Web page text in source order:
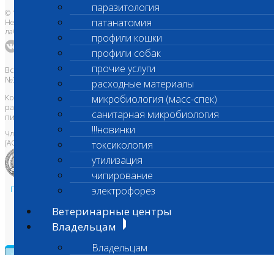
паразитология
патанатомия
профили кошки
профили собак
прочие услуги
расходные материалы
микробиология (масс-спек)
санитарная микробиология
!!!новинки
токсикология
утилизация
чипирование
электрофорез
Ветеринарные центры
Владельцам
Владельцам
© 1996-2026
Независимая ветеринарная
лаборатория Шанс Био
Все права защищены и охраняются законом. Товарный знак
№395740 от 2008 г. ООО "ШАНС БИО"
Копирование, тиражирование, а также использование материалов,
размещенных на сайтеwww.vetlab.ruвозможно только с
письменного разрешения Правообладателя
Член Национальной ветеринарной палаты
(АСРО НВП)
Политика в области персональных данных и конфиденциальности
Техническая поддержка